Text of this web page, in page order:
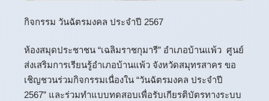
กิจกรรม วันฉัตรมงคล ประจำปี 2567
ห้องสมุดประชาชน “เฉลิมราชกุมารี” อำเภอบ้านแพ้ว ศูนย์
ส่งเสริมการเรียนรู้อำเภอบ้านแพ้ว จังหวัดสมุทรสาคร ขอ
เชิญชวนร่วมกิจกรรมเนื่องใน “วันฉัตรมงคล ประจำปี
2567” และร่วมทำแบบทดสอบเพื่อรับเกียรติบัตรทางระบบ